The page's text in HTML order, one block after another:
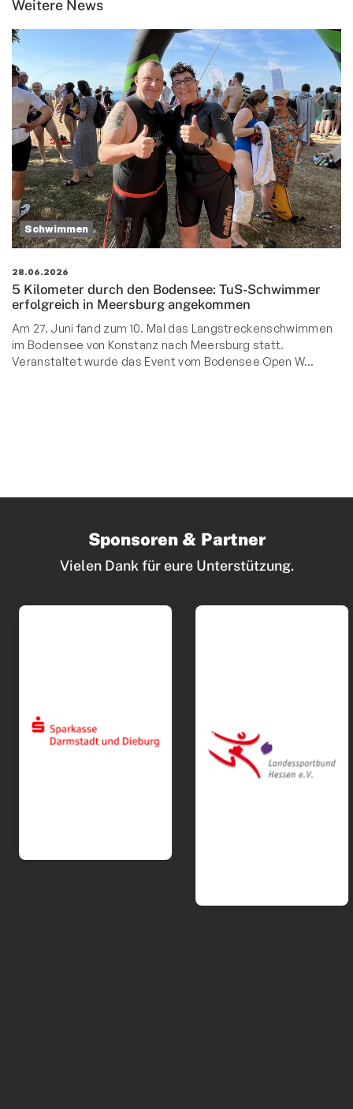
Weitere News
Schwimmen
28.06.2026
5 Kilometer durch den Bodensee: TuS-Schwimmer
erfolgreich in Meersburg angekommen
Am 27. Juni fand zum 10. Mal das Langstreckenschwimmen
im Bodensee von Konstanz nach Meersburg statt.
Veranstaltet wurde das Event vom Bodensee Open W…
Sponsoren & Partner
Vielen Dank für eure Unterstützung.